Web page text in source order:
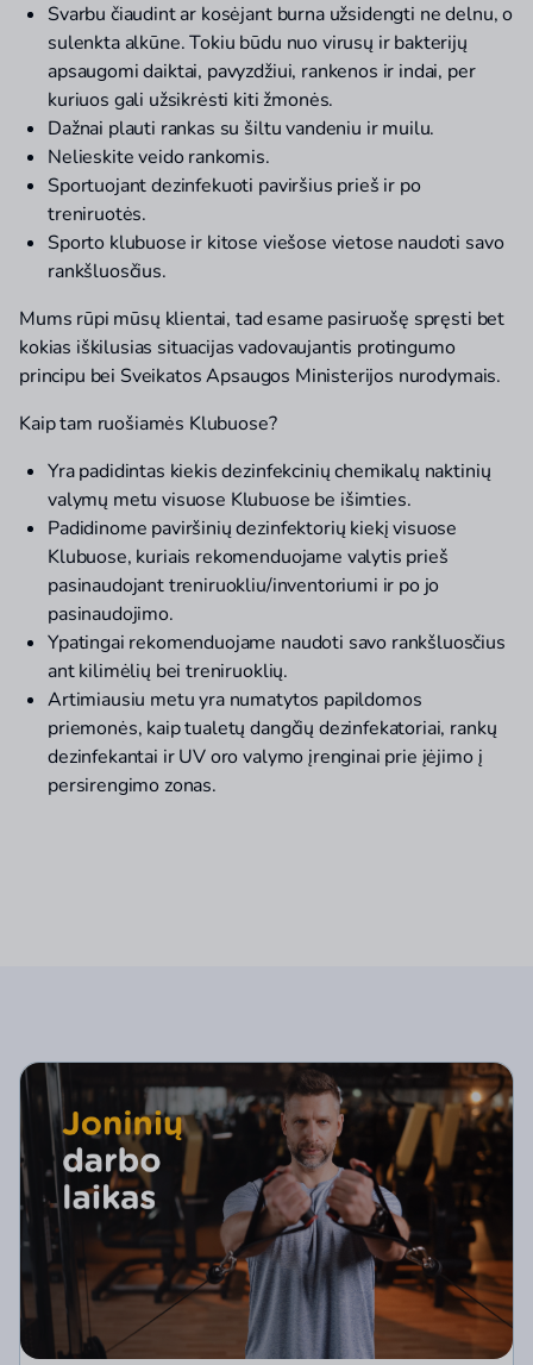
Svarbu čiaudint ar kosėjant burna užsidengti ne delnu, o
sulenkta alkūne. Tokiu būdu nuo virusų ir bakterijų
apsaugomi daiktai, pavyzdžiui, rankenos ir indai, per
kuriuos gali užsikrėsti kiti žmonės.
Dažnai plauti rankas su šiltu vandeniu ir muilu.
Nelieskite veido rankomis.
Sportuojant dezinfekuoti paviršius prieš ir po
treniruotės.
Sporto klubuose ir kitose viešose vietose naudoti savo
rankšluosčius.
Mums rūpi mūsų klientai, tad esame pasiruošę spręsti bet
kokias iškilusias situacijas vadovaujantis protingumo
principu bei Sveikatos Apsaugos Ministerijos nurodymais.
Kaip tam ruošiamės Klubuose?
Yra padidintas kiekis dezinfekcinių chemikalų naktinių
valymų metu visuose Klubuose be išimties.
Padidinome paviršinių dezinfektorių kiekį visuose
Klubuose, kuriais rekomenduojame valytis prieš
pasinaudojant treniruokliu/inventoriumi ir po jo
pasinaudojimo.
Ypatingai rekomenduojame naudoti savo rankšluosčius
ant kilimėlių bei treniruoklių.
Artimiausiu metu yra numatytos papildomos
priemonės, kaip tualetų dangčių dezinfekatoriai, rankų
dezinfekantai ir UV oro valymo įrenginai prie įėjimo į
persirengimo zonas.